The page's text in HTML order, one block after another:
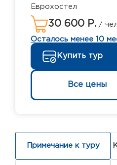
Еврохостел
30 600 Р. / чел
Осталось менее 10
Купить тур
Все цены
Примечание к туру